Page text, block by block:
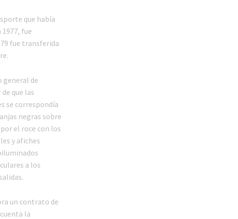
que había
fue
fue transferida
general de
que las
se correspondía
negras sobre
el roce con los
y afiches
a los
un contrato de
la